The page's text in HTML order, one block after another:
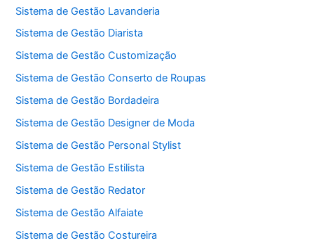
Sistema de Gestão Lavanderia
Sistema de Gestão Diarista
Sistema de Gestão Customização
Sistema de Gestão Conserto de Roupas
Sistema de Gestão Bordadeira
Sistema de Gestão Designer de Moda
Sistema de Gestão Personal Stylist
Sistema de Gestão Estilista
Sistema de Gestão Redator
Sistema de Gestão Alfaiate
Sistema de Gestão Costureira